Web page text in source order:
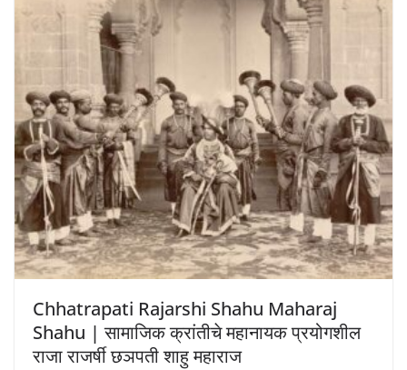
Chhatrapati Rajarshi Shahu Maharaj
Shahu | सामाजिक क्रांतीचे महानायक प्रयोगशील
राजा राजर्षी छञपती शाहु महाराज